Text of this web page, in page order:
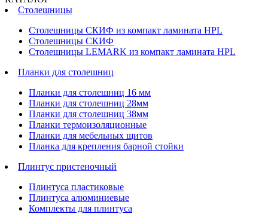
Столешницы
Столешницы СКИФ из компакт ламината HPL
Столешницы СКИФ
Столешницы LEMARK из компакт ламината HPL
Планки для столешниц
Планки для столешниц 16 мм
Планки для столешниц 28мм
Планки для столешниц 38мм
Планки термоизоляционные
Планки для мебельных щитов
Планка для крепления барной стойки
Плинтус пристеночный
Плинтуса пластиковые
Плинтуса алюминиевые
Комплекты для плинтуса